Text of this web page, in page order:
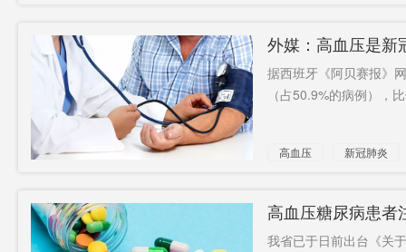
外媒：高血压是新
据西班牙《阿贝赛报》
（占50.9%的病例），
高血压 新冠肺炎
高血压糖尿病患者
出
我省已于日前出台《关